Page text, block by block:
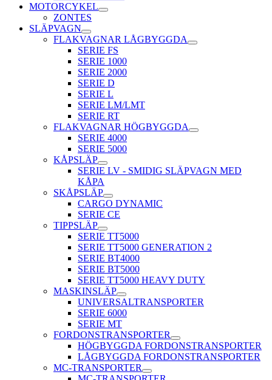
MOTORCYKEL
ZONTES
SLÄPVAGN
FLAKVAGNAR LÅGBYGGDA
SERIE FS
SERIE 1000
SERIE 2000
SERIE D
SERIE L
SERIE LM/LMT
SERIE RT
FLAKVAGNAR HÖGBYGGDA
SERIE 4000
SERIE 5000
KÅPSLÄP
SERIE LV - SMIDIG SLÄPVAGN MED
KÅPA
SKÅPSLÄP
CARGO DYNAMIC
SERIE CE
TIPPSLÄP
SERIE TT5000
SERIE TT5000 GENERATION 2
SERIE BT4000
SERIE BT5000
SERIE TT5000 HEAVY DUTY
MASKINSLÄP
UNIVERSALTRANSPORTER
SERIE 6000
SERIE MT
FORDONSTRANSPORTER
HÖGBYGGDA FORDONSTRANSPORTER
LÅGBYGGDA FORDONSTRANSPORTER
MC-TRANSPORTER